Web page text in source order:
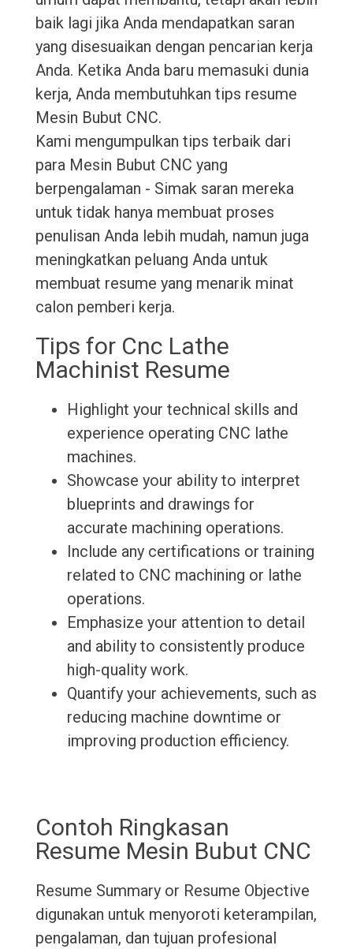
baik lagi jika Anda mendapatkan saran
yang disesuaikan dengan pencarian kerja
Anda. Ketika Anda baru memasuki dunia
kerja, Anda membutuhkan tips resume
Mesin Bubut CNC.
Kami mengumpulkan tips terbaik dari
para Mesin Bubut CNC yang
berpengalaman - Simak saran mereka
untuk tidak hanya membuat proses
penulisan Anda lebih mudah, namun juga
meningkatkan peluang Anda untuk
membuat resume yang menarik minat
calon pemberi kerja.
Tips for Cnc Lathe
Machinist Resume
Highlight your technical skills and
experience operating CNC lathe
machines.
Showcase your ability to interpret
blueprints and drawings for
accurate machining operations.
Include any certifications or training
related to CNC machining or lathe
operations.
Emphasize your attention to detail
and ability to consistently produce
high-quality work.
Quantify your achievements, such as
reducing machine downtime or
improving production efficiency.
Contoh Ringkasan
Resume Mesin Bubut CNC
Resume Summary or Resume Objective
digunakan untuk menyoroti keterampilan,
pengalaman, dan tujuan profesional